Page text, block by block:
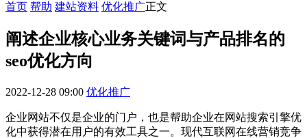
首页 帮助 建站资料 优化推广正文
阐述企业核心业务关键词与产品排名的
seo优化方向
2022-12-28 09:00 优化推广
企业网站不仅是企业的门户，也是帮助企业在网站搜索引擎优
化中获得潜在用户的有效工具之一。现代互联网在线营销竞争